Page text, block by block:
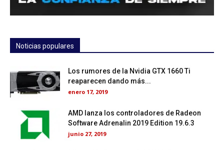
Noticias populares
Los rumores de la Nvidia GTX 1660 Ti
reaparecen dando más...
enero 17, 2019
AMD lanza los controladores de Radeon
Software Adrenalin 2019 Edition 19.6.3
junio 27, 2019